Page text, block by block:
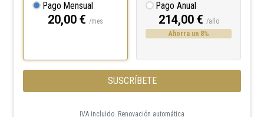
Pago Mensual
20,00 € /mes
Pago Anual
214,00 € /año
Ahorra un 8%
SUSCRÍBETE
IVA incluido. Renovación automática